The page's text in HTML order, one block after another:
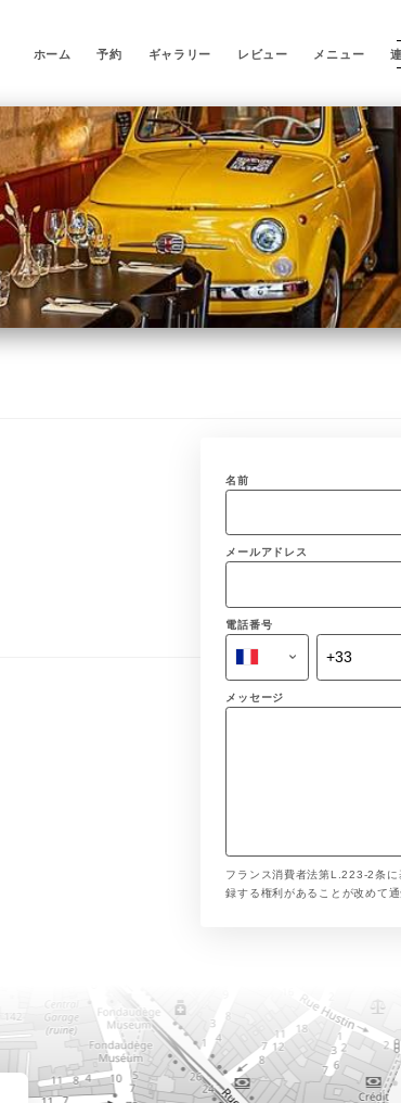
ホーム 予約 ギャラリー レビュー メニュー
名前
メールアドレス
電話番号
メッセージ
フランス消費者法第L.223-2条
録する権利があることが改めて